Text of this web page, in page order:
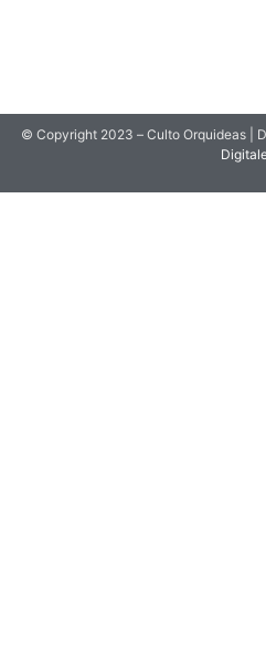
© Copyright 2023 – Culto Orquideas |